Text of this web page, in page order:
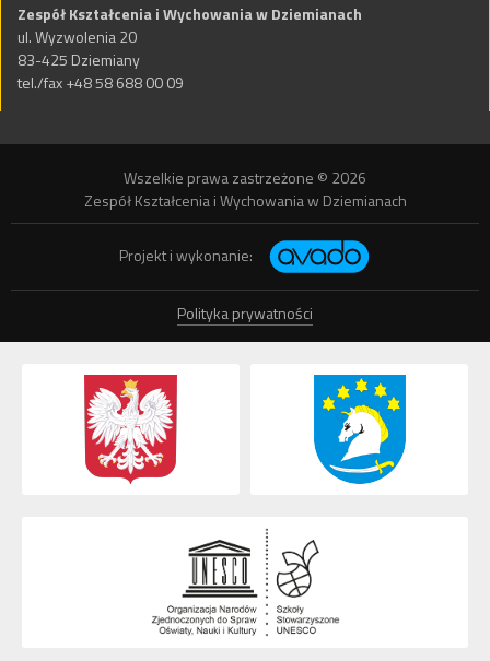
Zespół Kształcenia i Wychowania w Dziemianach
ul. Wyzwolenia 20
83-425 Dziemiany
tel./fax +48 58 688 00 09
Wszelkie prawa zastrzeżone © 2026
Zespół Kształcenia i Wychowania w Dziemianach
Projekt i wykonanie:
Polityka prywatności